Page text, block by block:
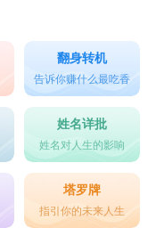
翻身转机
告诉你赚什么最吃香
姓名详批
姓名对人生的影响
塔罗牌
指引你的未来人生